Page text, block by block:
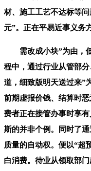
材、施工工艺不达标等
元”。正在平易近事义务
需改成小块”为由，低
程中，通过行业从管部
道，细致版明天送过来”
前期虚报价钱、结算时
费者正在接管办事时享
斯的并非个例。同时了
质量的自动权。便以“超
白消费。待业从领取部门